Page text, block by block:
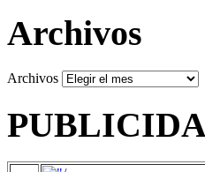
Archivos
Archivos